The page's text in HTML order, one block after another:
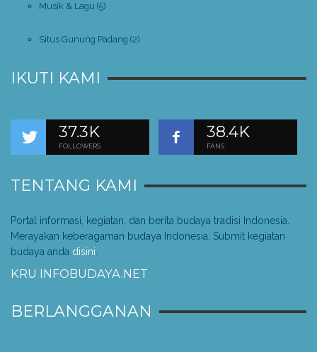
Musik & Lagu (5)
Situs Gunung Padang (2)
IKUTI KAMI
37.3K
FOLLOWERS
38.4K
FANS
TENTANG KAMI
Portal informasi, kegiatan, dan berita budaya tradisi Indonesia.
Merayakan keberagaman budaya Indonesia. Submit kegiatan
budaya anda disini
KRU INFOBUDAYA.NET
BERLANGGANAN